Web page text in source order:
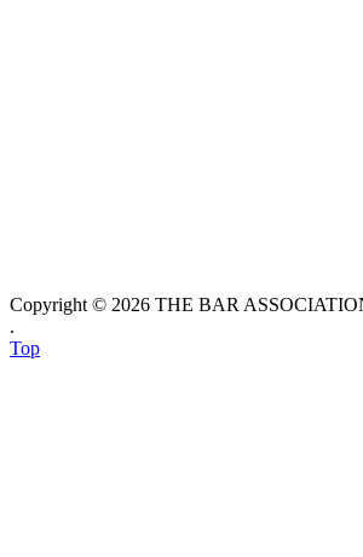
Copyright © 2026 THE BAR
.
Top